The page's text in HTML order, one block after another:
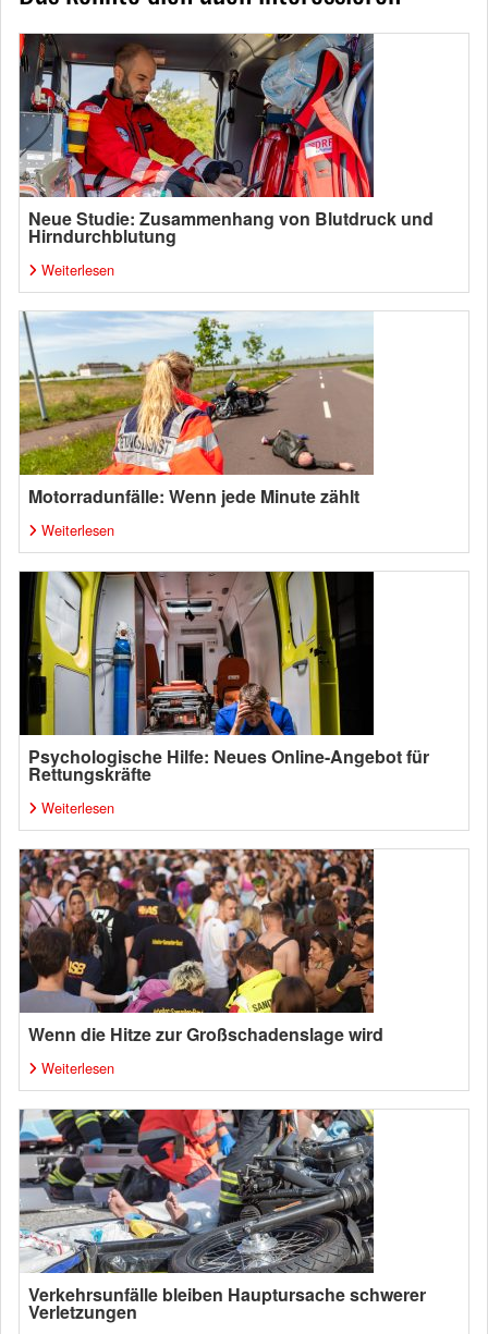
Neue Studie: Zusammenhang von Blutdruck und
Hirndurchblutung
Weiterlesen
Motorradunfälle: Wenn jede Minute zählt
Weiterlesen
Psychologische Hilfe: Neues Online-Angebot für
Rettungskräfte
Weiterlesen
Wenn die Hitze zur Großschadenslage wird
Weiterlesen
Verkehrsunfälle bleiben Hauptursache schwerer
Verletzungen